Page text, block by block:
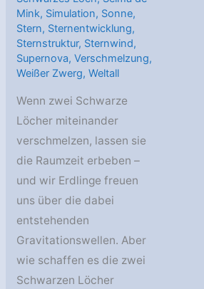
Mink, Simulation, Sonne,
Stern, Sternentwicklung,
Sternstruktur, Sternwind,
Supernova,Verschmelzung,
Weißer Zwerg,Weltall
Wenn zwei Schwarze
Löcher miteinander
verschmelzen, lassen sie
die Raumzeit erbeben –
und wir Erdlinge freuen
uns über die dabei
entstehenden
Gravitationswellen. Aber
wie schaffen es die zwei
Schwarzen Löcher